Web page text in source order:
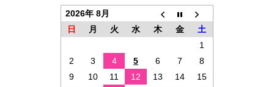
2026年 8月
日
月 火 水 木 金
土
1
2
3 4 5 6 7
8
9
10 11 12 13 14
15